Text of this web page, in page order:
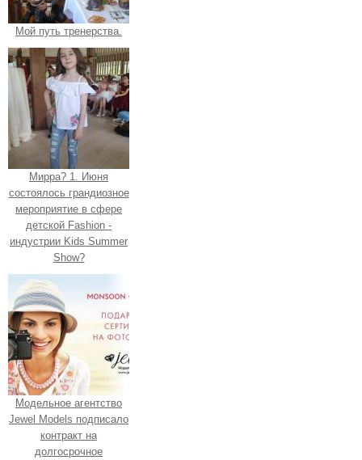
Мой путь тренерства.
Мирра? 1. Июня
состоялось грандиозное
мероприятие в сфере
детской Fashion -
индустрии Kids Summer
Show?
Модельное агентство
Jewel Models подписало
контракт на
долгосрочное